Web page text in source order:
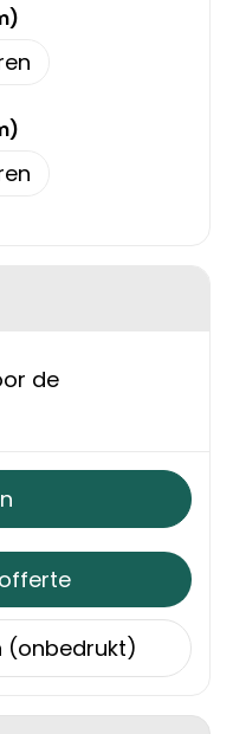
de
(onbedrukt)